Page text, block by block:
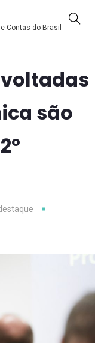
Contas do Brasil
são